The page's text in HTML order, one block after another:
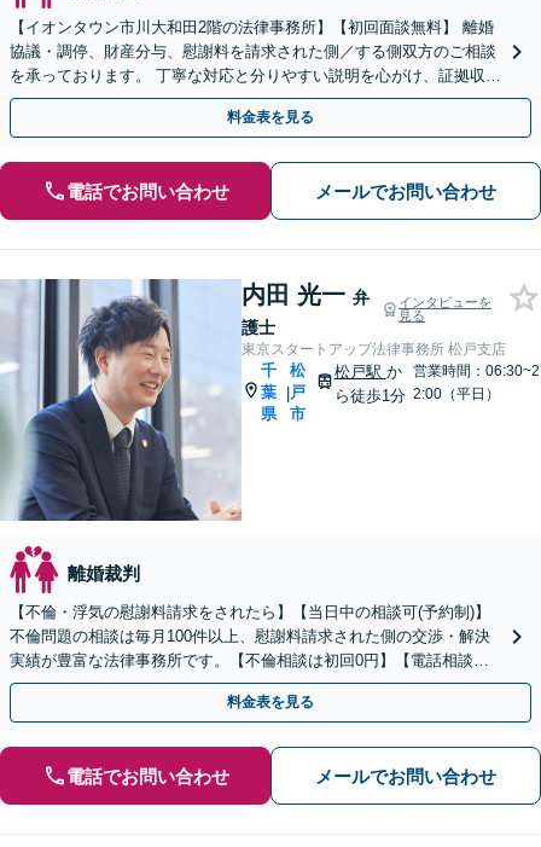
【イオンタウン市川大和田2階の法律事務所】【初回面談無料】 離婚
協議・調停、財産分与、慰謝料を請求された側／する側双方のご相談
を承っております。 丁寧な対応と分りやすい説明を心がけ、証拠収集
などのアドバイスも可能です【電話相談可】
料金表を見る
電話でお問い合わせ メールでお問い合わせ
内田 光一 弁
護士
インタビューを
見る
東京スタートアップ法律事務所 松戸支店
千
葉
県
|
松
戸
市
松戸駅 か
ら徒歩1分
営業時間：06:30~2
2:00（平日）
離婚裁判
【不倫・浮気の慰謝料請求をされたら】【当日中の相談可(予約制)】
不倫問題の相談は毎月100件以上、慰謝料請求された側の交渉・解決
実績が豊富な法律事務所です。【不倫相談は初回0円】【電話相談で
ご契約まで対応可/来所不要】
料金表を見る
電話でお問い合わせ メールでお問い合わせ